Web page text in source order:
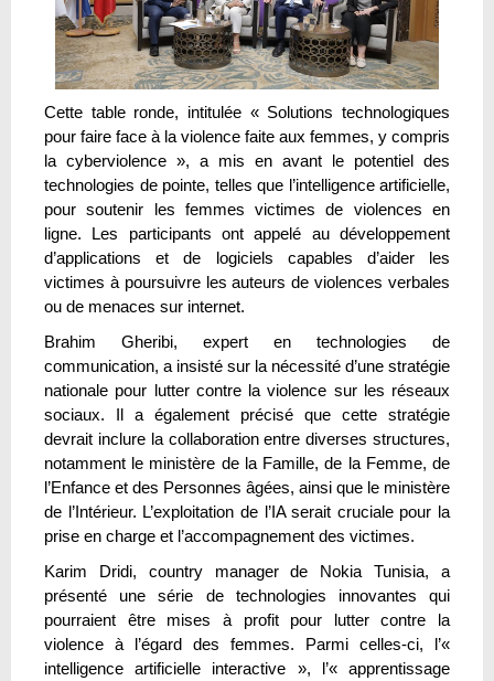
Cette table ronde, intitulée « Solutions technologiques
pour faire face à la violence faite aux femmes, y compris
la cyberviolence », a mis en avant le potentiel des
technologies de pointe, telles que l’intelligence artificielle,
pour soutenir les femmes victimes de violences en
ligne. Les participants ont appelé au développement
d’applications et de logiciels capables d’aider les
victimes à poursuivre les auteurs de violences verbales
ou de menaces sur internet.
Brahim Gheribi, expert en technologies de
communication, a insisté sur la nécessité d’une stratégie
nationale pour lutter contre la violence sur les réseaux
sociaux. Il a également précisé que cette stratégie
devrait inclure la collaboration entre diverses structures,
notamment le ministère de la Famille, de la Femme, de
l’Enfance et des Personnes âgées, ainsi que le ministère
de l’Intérieur. L’exploitation de l’IA serait cruciale pour la
prise en charge et l’accompagnement des victimes.
Karim Dridi, country manager de Nokia Tunisia, a
présenté une série de technologies innovantes qui
pourraient être mises à profit pour lutter contre la
violence à l’égard des femmes. Parmi celles-ci, l’«
intelligence artificielle interactive », l’« apprentissage